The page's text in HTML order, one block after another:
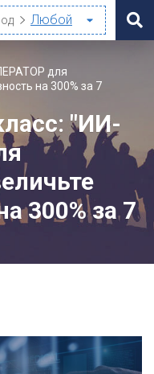
для
на 300% за 7
"ИИ-
300% за 7